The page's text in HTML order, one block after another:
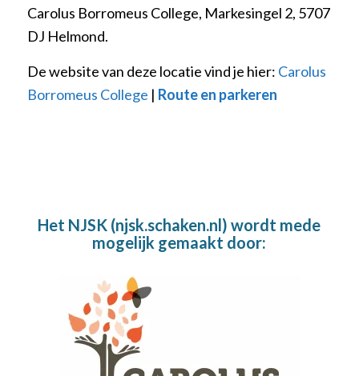
Carolus Borromeus College, Markesingel 2, 5707
DJ Helmond.
De website van deze locatie vind je hier: Carolus
Borromeus College | Route en parkeren
Het NJSK (njsk.schaken.nl) wordt mede
mogelijk gemaakt door: